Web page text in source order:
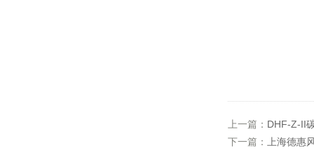
上一篇： DHF-Z-II
下一篇：
上海德惠